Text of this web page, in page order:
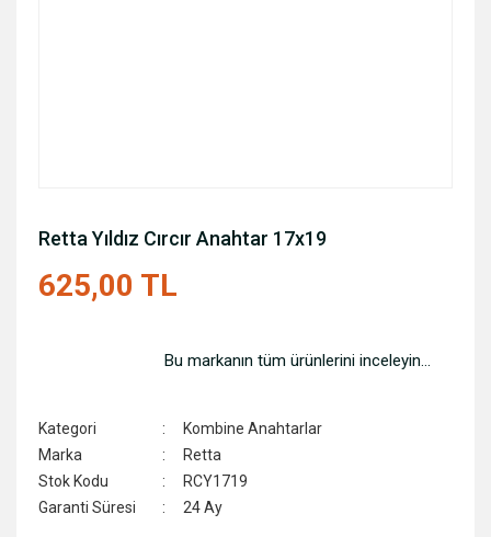
Retta Yıldız Cırcır Anahtar 17x19
625,00 TL
Bu markanın tüm ürünlerini inceleyin...
Kategori
Kombine Anahtarlar
Marka
Retta
Stok Kodu
RCY1719
Garanti Süresi
24 Ay